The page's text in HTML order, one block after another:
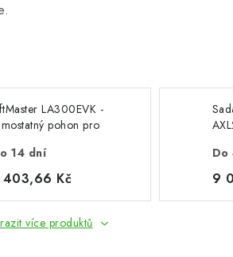
LA300EVK -
pohon pro
300kg
14 dní
403,66 Kč
Do
9
více produktů